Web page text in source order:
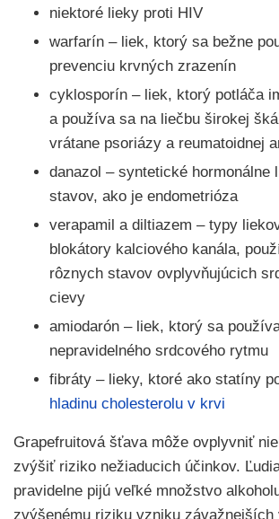
niektoré lieky proti HIV
warfarín – liek, ktorý sa bežne
prevenciu krvných zrazenín
cyklosporín – liek, ktorý potláča
a používa sa na liečbu širokej
vrátane psoriázy a reumatoidnej
danazol – syntetické hormonálne
stavov, ako je endometrióza
verapamil a diltiazem – typy
blokátory kalciového kanála,
rôznych stavov ovplyvňujúcich
cievy
amiodarón – liek, ktorý sa
nepravidelného srdcového rytmu
fibráty – lieky, ktoré ako statíny
hladinu cholesterolu v krvi
Grapefruitová šťava môže ovplyvniť
zvýšiť riziko nežiaducich účinkov.
pravidelne pijú veľké množstvo
zvýšenému riziku vzniku